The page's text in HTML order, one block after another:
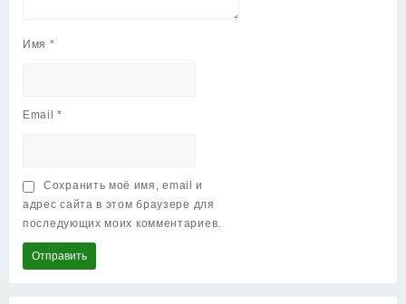
Имя *
Email*
Сохранить моё имя, email и
адрес сайта в этом браузере для
последующих моих комментариев.